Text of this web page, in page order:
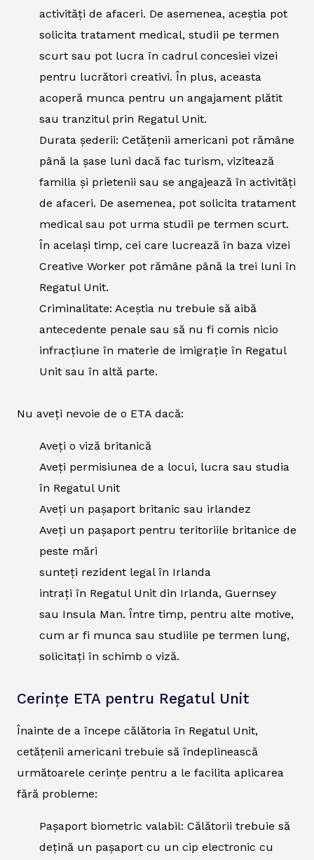
activități de afaceri. De asemenea, aceștia pot
solicita tratament medical, studii pe termen
scurt sau pot lucra în cadrul concesiei vizei
pentru lucrători creativi. În plus, aceasta
acoperă munca pentru un angajament plătit
sau tranzitul prin Regatul Unit.
Durata șederii: Cetățenii americani pot rămâne
până la șase luni dacă fac turism, vizitează
familia și prietenii sau se angajează în activități
de afaceri. De asemenea, pot solicita tratament
medical sau pot urma studii pe termen scurt.
În același timp, cei care lucrează în baza vizei
Creative Worker pot rămâne până la trei luni în
Regatul Unit.
Criminalitate: Aceștia nu trebuie să aibă
antecedente penale sau să nu fi comis nicio
infracțiune în materie de imigrație în Regatul
Unit sau în altă parte.
Nu aveți nevoie de o ETA dacă:
Aveți o viză britanică
Aveți permisiunea de a locui, lucra sau studia
în Regatul Unit
Aveți un pașaport britanic sau irlandez
Aveți un pașaport pentru teritoriile britanice de
peste mări
sunteți rezident legal în Irlanda
intrați în Regatul Unit din Irlanda, Guernsey
sau Insula Man. Între timp, pentru alte motive,
cum ar fi munca sau studiile pe termen lung,
solicitați în schimb o viză.
Cerințe ETA pentru Regatul Unit
Înainte de a începe călătoria în Regatul Unit,
cetățenii americani trebuie să îndeplinească
următoarele cerințe pentru a le facilita aplicarea
fără probleme:
Pașaport biometric valabil: Călătorii trebuie să
dețină un pașaport cu un cip electronic cu